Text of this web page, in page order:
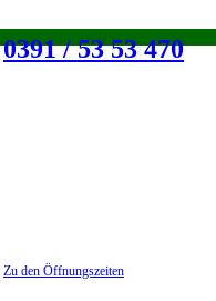
0391 / 53 53 470
Zu den Öffnungszeiten